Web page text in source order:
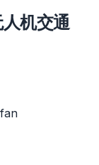
机交通